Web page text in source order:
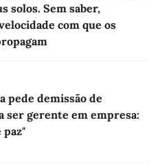
solos. Sem saber,
com que os
pede demissão de
ser gerente em empresa:
paz"